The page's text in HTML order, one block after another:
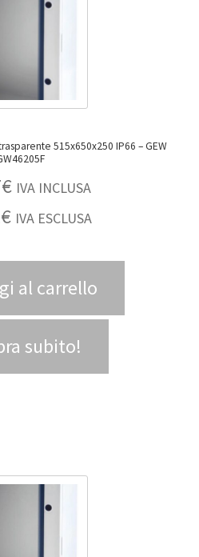
515x650x250 IP66 – GEW
€ IVA INCLUSA
€ IVA ESCLUSA
al carrello
subito!